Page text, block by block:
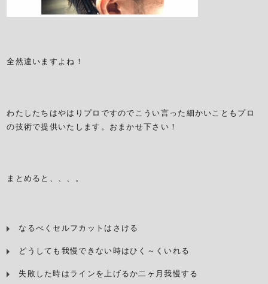
全然違いますよね！
わたしたちはやはりプロですのでこうい言った細かいこともプロ
の技術で提供いたします。おまかせ下さい！
まとめると、、、。
なるべくセルフカットはさける
どうしても我慢できない時はひく～くいれる
失敗した時はラインを上げるか二ヶ月我慢する